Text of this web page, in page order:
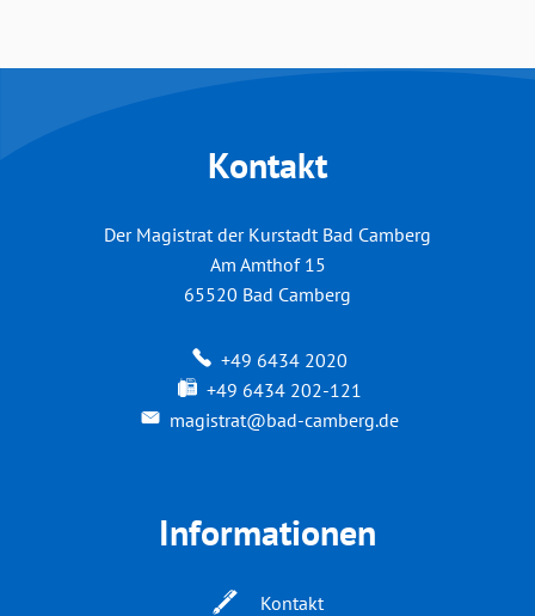
Kontakt
Der Magistrat der Kurstadt Bad Camberg
Am Amthof 15
65520 Bad Camberg
+49 6434 2020
+49 6434 202-121
magistrat@bad-camberg.de
Informationen
Kontakt